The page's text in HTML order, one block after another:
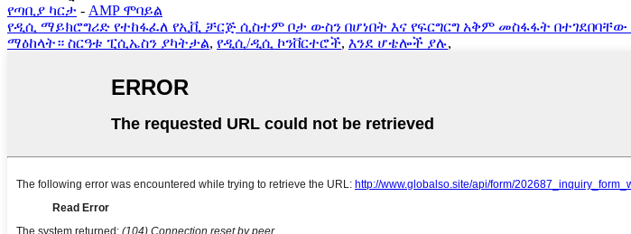
የጣቢያ ካርታ - AMP ሞባይል
የዲሲ ማይክሮግሪድ የተከፋፈለ የኢቪ ቻርጅ ሲስተም ቦታ ውስን በሆነበት እና የፍርግርግ አቅም መስፋፋት
ማዕከላት። ስርዓቱ ፒሲኤስን ያካትታል, የዲሲ/ዲሲ ኮንቨርተሮች, እንደ ሆቴሎች ያሉ,